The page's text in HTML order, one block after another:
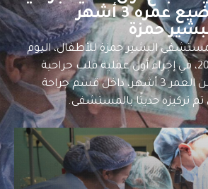
دقيقة لقلب رضيع عمره 3 أشهر
حمزة
البشير حمزة للأطفال، اليوم
الأربعاء 16 أفريل 2025، في إجراء أول عملية قلب جراحية
دقيقة لرضيع يبلغ من العمر 3 أشهر، داخل قسم جراحة
تم تركيزه حديثًا بالمستشفى.